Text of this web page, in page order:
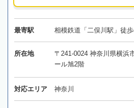
最寄駅 相模鉄道「二俣川駅」徒
所在地
〒241-0024 神奈川県横浜
ール旭2階
対応エリア 神奈川